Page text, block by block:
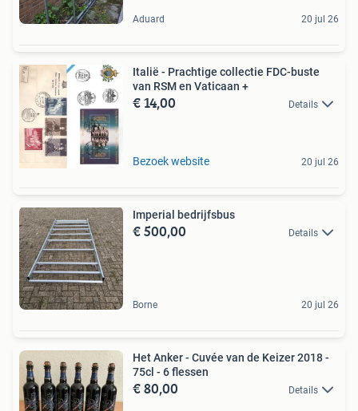
Aduard 20 jul 26
Italië - Prachtige collectie FDC-buste
van RSM en Vaticaan +
€ 14,00 Details
Bezoek website 20 jul 26
Imperial bedrijfsbus
€ 500,00 Details
Borne 20 jul 26
Het Anker - Cuvée van de Keizer 2018 -
75cl - 6 flessen
€ 80,00 Details